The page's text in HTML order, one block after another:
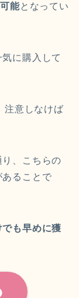
能となってい
に購入して
注意しなけば
、こちらの
ることで
も早めに獲